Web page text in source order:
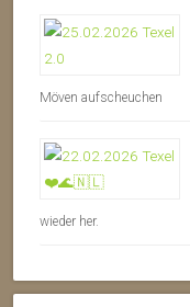
Möven aufscheuchen
wieder her.